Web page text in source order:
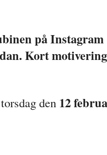
på Instagram
Kort
den 12